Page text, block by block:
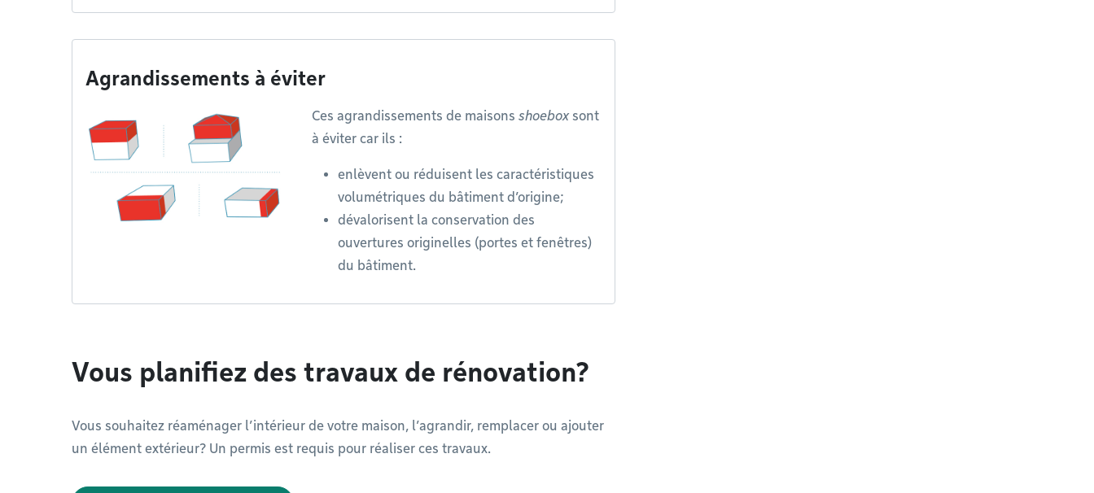
Agrandissements à éviter
Ces agrandissements de maisons shoeboxsont
à éviter car ils :
enlèvent ou réduisent les caractéristiques
volumétriques du bâtiment d’origine;
dévalorisent la conservation des
ouvertures originelles (portes et fenêtres)
du bâtiment.
Vous planifiez des travaux de rénovation?
Vous souhaitez réaménager l’intérieur de votre maison, l’agrandir, remplacer ou ajouter
un élément extérieur? Un permis est requis pour réaliser ces travaux.